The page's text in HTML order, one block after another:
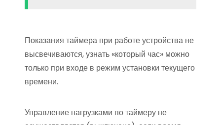
Показания таймера при работе устройства не
высвечиваются, узнать «который час» можно
только при входе в режим установки текущего
времени.
Управление нагрузками по таймеру не